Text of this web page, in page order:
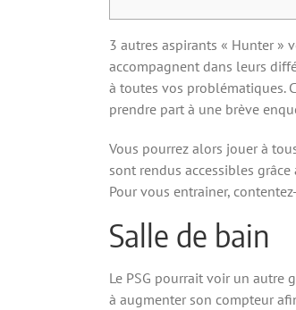
3 autres aspirants « Hunter »
accompagnent dans leurs
à toutes vos problématiques.
prendre part à une brève
Vous pourrez alors jouer à
sont rendus accessibles
Pour vous entrainer,
Salle de bain
Le PSG pourrait voir un autre
à augmenter son compteur